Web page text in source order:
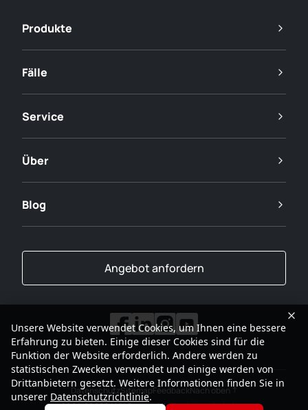
Produkte
Fälle
Service
Über
Blog
Angebot anfordern
2001-2026SANY Gruppe Alle Rechte vorbehalten
DatenschutzSitemapFeedbackNach oben
Unsere Website verwendet Cookies, um Ihnen eine bessere
Erfahrung zu bieten. Einige dieser Cookies sind für die
Funktion der Website erforderlich. Andere werden zu
statistischen Zwecken verwendet und einige werden von
Drittanbietern gesetzt. Weitere Informationen finden Sie in
unserer Datenschutzrichtlinie.